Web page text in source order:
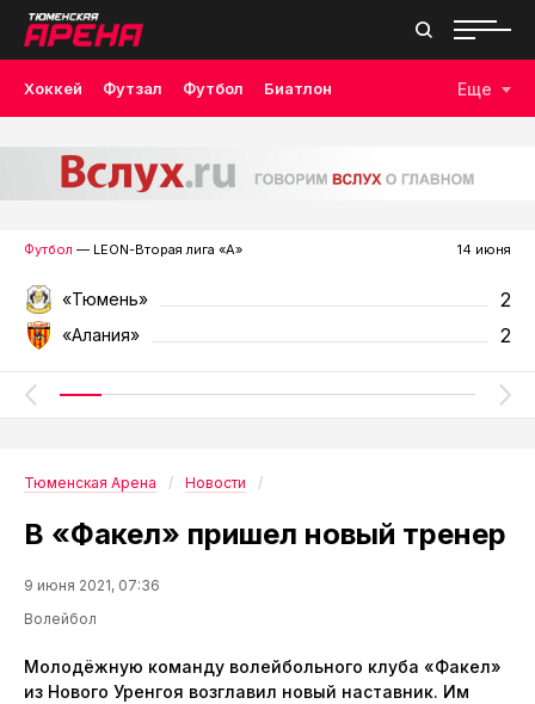
Хоккей Футзал Футбол Биатлон Еще
Футбол — LEON-Вторая лига «А» 14 июня
«Тюмень» 2
«Алания» 2
Тюменская Арена Новости
В «Факел» пришел новый тренер
9 июня 2021, 07:36
Волейбол
Молодёжную команду волейбольного клуба «Факел»
из Нового Уренгоя возглавил новый наставник. Им